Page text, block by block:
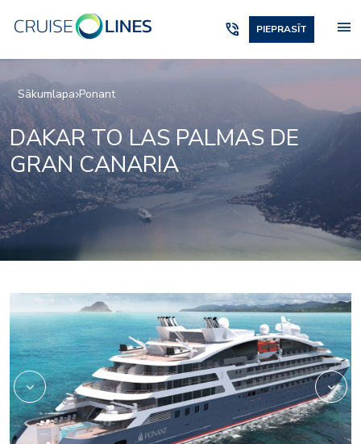
phone_in_talk PIEPRASĪT menu
Sākumlapa Ponant
DAKAR TO LAS PALMAS DE
GRAN CANARIA
2975713